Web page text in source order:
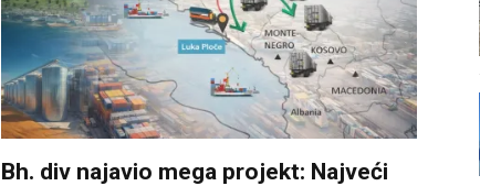
Bh. div najavio mega projekt: Najveći